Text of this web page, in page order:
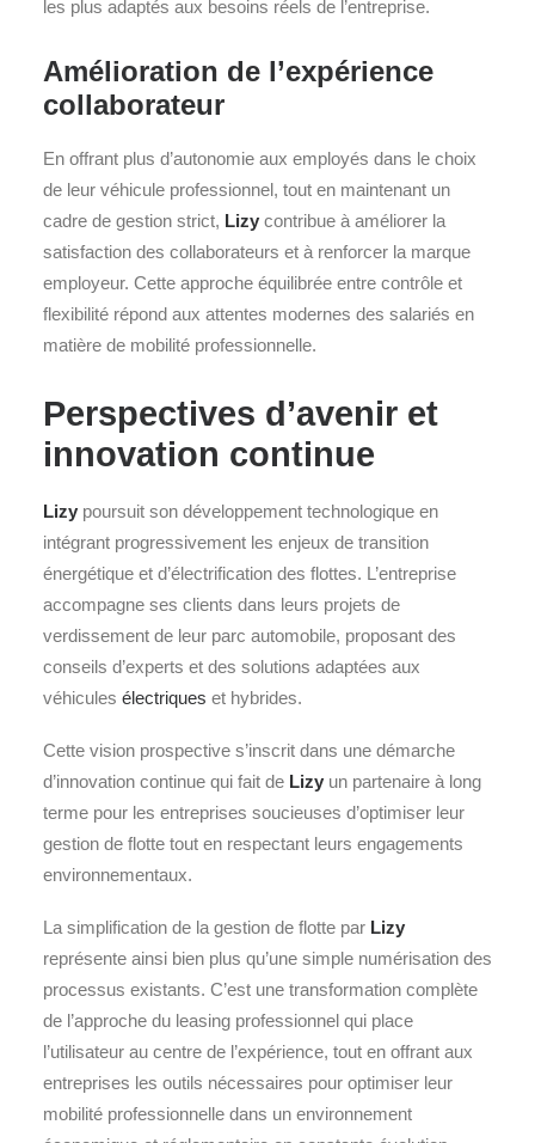
les plus adaptés aux besoins réels de l’entreprise.
Amélioration de l’expérience
collaborateur
En offrant plus d’autonomie aux employés dans le choix
de leur véhicule professionnel, tout en maintenant un
cadre de gestion strict, Lizy contribue à améliorer la
satisfaction des collaborateurs et à renforcer la marque
employeur. Cette approche équilibrée entre contrôle et
flexibilité répond aux attentes modernes des salariés en
matière de mobilité professionnelle.
Perspectives d’avenir et
innovation continue
Lizy poursuit son développement technologique en
intégrant progressivement les enjeux de transition
énergétique et d’électrification des flottes. L’entreprise
accompagne ses clients dans leurs projets de
verdissement de leur parc automobile, proposant des
conseils d’experts et des solutions adaptées aux
véhicules électriques et hybrides.
Cette vision prospective s’inscrit dans une démarche
d’innovation continue qui fait de Lizy un partenaire à long
terme pour les entreprises soucieuses d’optimiser leur
gestion de flotte tout en respectant leurs engagements
environnementaux.
La simplification de la gestion de flotte par Lizy
représente ainsi bien plus qu’une simple numérisation des
processus existants. C’est une transformation complète
de l’approche du leasing professionnel qui place
l’utilisateur au centre de l’expérience, tout en offrant aux
entreprises les outils nécessaires pour optimiser leur
mobilité professionnelle dans un environnement